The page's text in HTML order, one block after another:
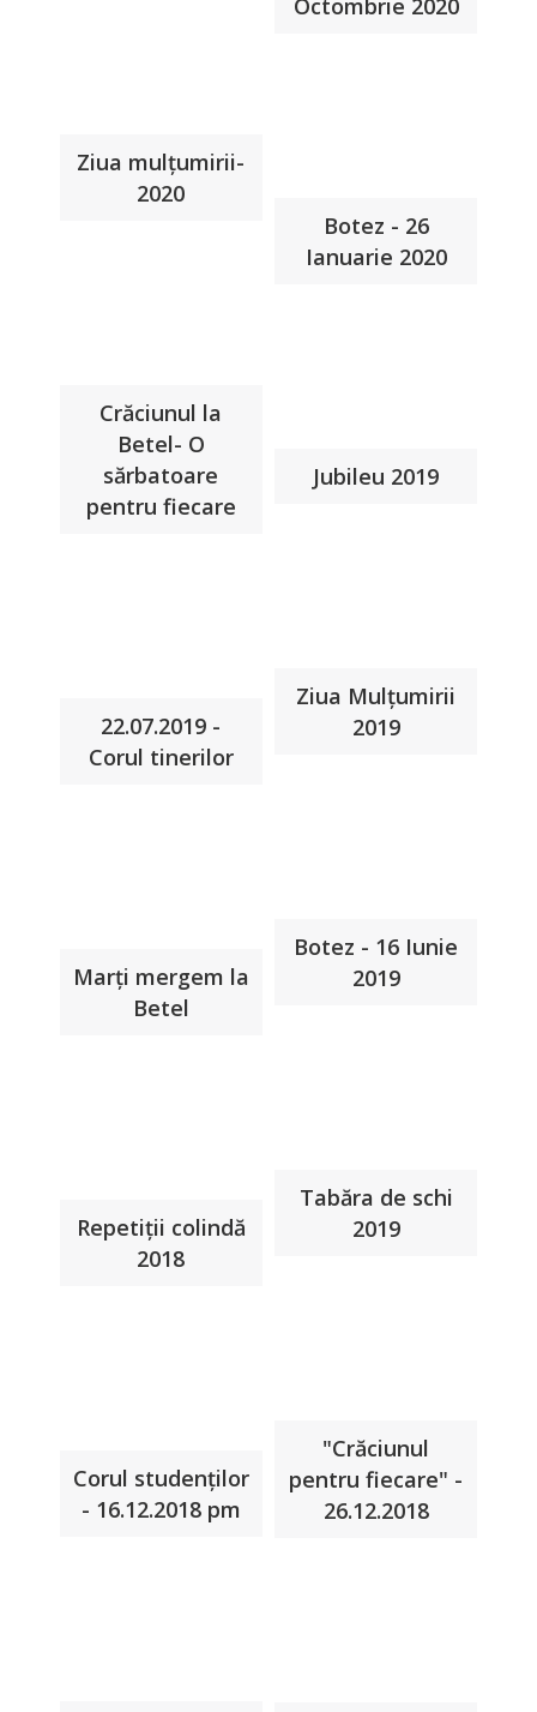
Octombrie 2020
Ziua mulțumirii-
2020
Botez - 26
Ianuarie 2020
Crăciunul la
Betel- O
sărbatoare
pentru fiecare
Jubileu 2019
Ziua Mulțumirii
2019
22.07.2019 -
Corul tinerilor
Botez - 16 Iunie
2019
Marţi mergem la
Betel
Tabăra de schi
2019
Repetiţii colindă
2018
"Crăciunul
pentru fiecare" -
26.12.2018
Corul studenţilor
- 16.12.2018 pm